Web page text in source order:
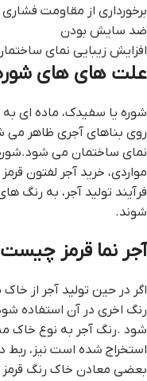
برخورداری از مقاومت فشاری
ضد سایش بودن
افزایش زیبایی نمای
علت های های شوره
شوره یا سفیدک، ماده ای
روی بناهای آجری ظاهر می
نمای ساختمان می
مواردی، خرید آجر لفتون
فرآیند تولید آجر، به رنگ
شوند.
آجر نما قرمز
اگر در حین تولید آجر از
رنگ اخری در آن استفاده
شود .رنگ آجر به نوع خاک
استخراج شده است نیز، ربط
بعضی معادن خاک رنگ قرمز